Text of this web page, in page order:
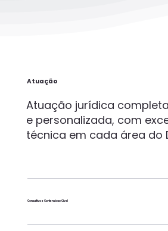
Atuação
Atuação jurídica
e personalizada, com
técnica em cada área do
Consultivo e Contencioso Cível